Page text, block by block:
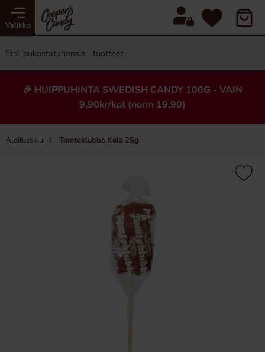
Valikko
🎉 HUIPPUHINTA SWEDISH CANDY 100G - VAIN
9,90kr/kpl (norm 19,90)
Aloitussivu Tomteklubba Kola 25g
×